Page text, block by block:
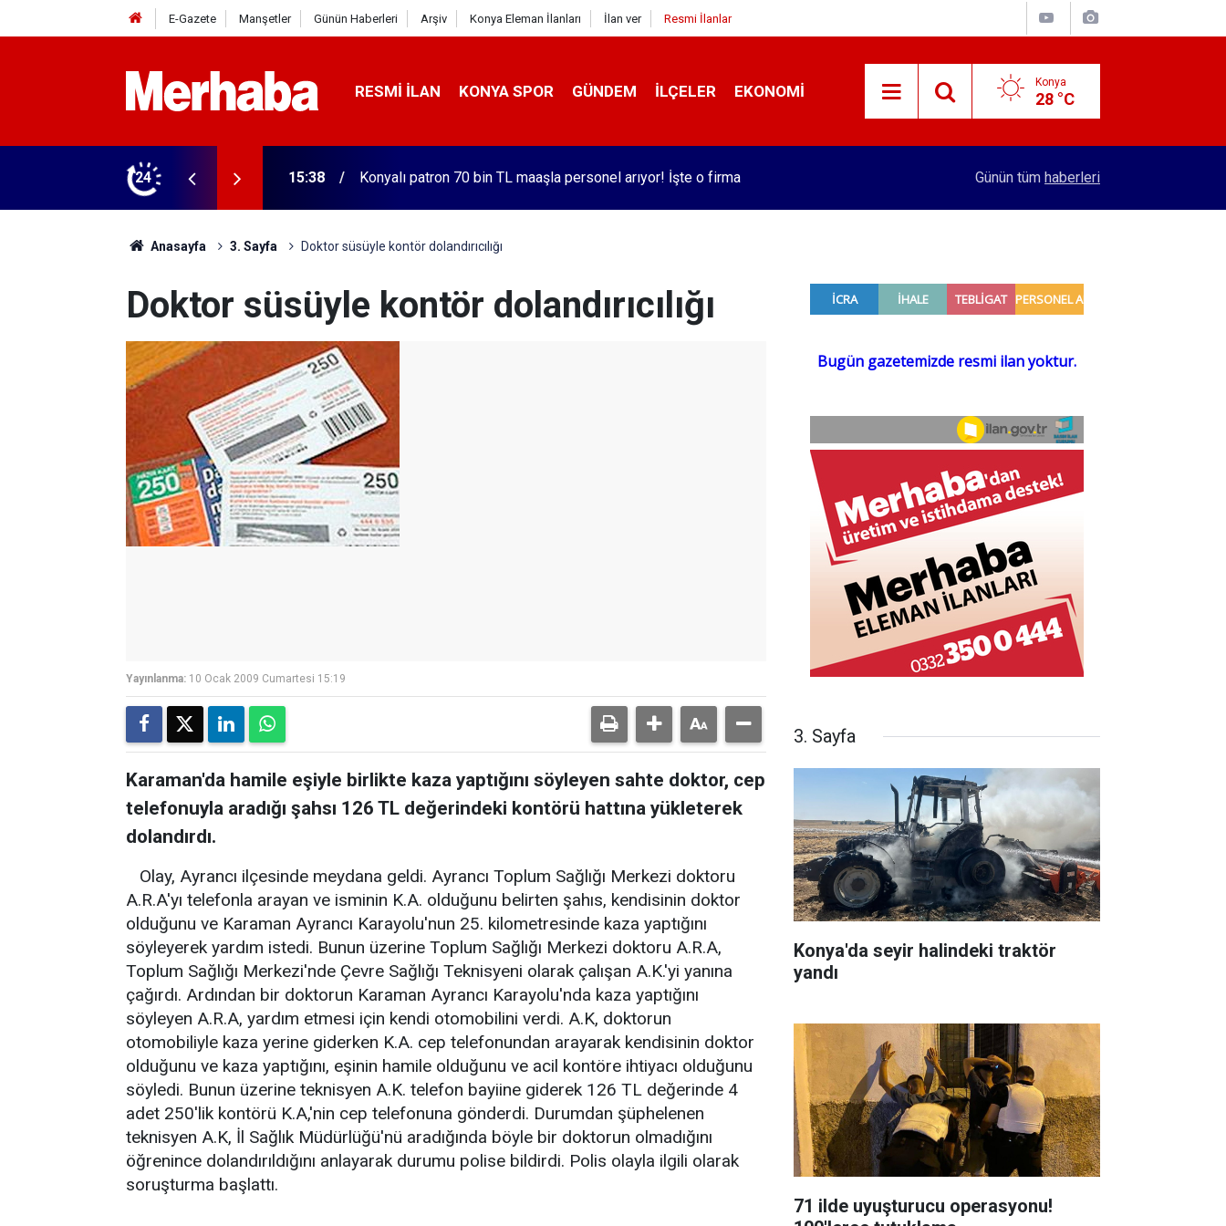
E-Gazete Manşetler Günün Haberleri Arşiv Konya Eleman İlanları İlan ver Resmi İlanlar
RESMI İLAN KONYA SPOR GÜNDEM İLÇELER EKONOMI Konya
28 °C
24 15:38 Konyalı patron 70 bin TL maaşla personel arıyor! İşte o firma Konya'da seyir halindeki traktör yandı
Günün tüm haberleri
Anasayfa 3. Sayfa Doktor süsüyle kontör dolandırıcılığı
Doktor süsüyle kontör dolandırıcılığı
Yayınlanma: 10 Ocak 2009 Cumartesi 15:19
Karaman'da hamile eşiyle birlikte kaza yaptığını söyleyen sahte doktor, cep
telefonuyla aradığı şahsı 126 TL değerindeki kontörü hattına yükleterek
dolandırdı.
Olay, Ayrancı ilçesinde meydana geldi. Ayrancı Toplum Sağlığı Merkezi doktoru
A.R.A'yı telefonla arayan ve isminin K.A. olduğunu belirten şahıs, kendisinin doktor
olduğunu ve Karaman Ayrancı Karayolu'nun 25. kilometresinde kaza yaptığını
söyleyerek yardım istedi. Bunun üzerine Toplum Sağlığı Merkezi doktoru A.R.A,
Toplum Sağlığı Merkezi'nde Çevre Sağlığı Teknisyeni olarak çalışan A.K.'yi yanına
çağırdı. Ardından bir doktorun Karaman Ayrancı Karayolu'nda kaza yaptığını
söyleyen A.R.A, yardım etmesi için kendi otomobilini verdi. A.K, doktorun
otomobiliyle kaza yerine giderken K.A. cep telefonundan arayarak kendisinin doktor
olduğunu ve kaza yaptığını, eşinin hamile olduğunu ve acil kontöre ihtiyacı olduğunu
söyledi. Bunun üzerine teknisyen A.K. telefon bayiine giderek 126 TL değerinde 4
adet 250'lik kontörü K.A,'nin cep telefonuna gönderdi. Durumdan şüphelenen
teknisyen A.K, İl Sağlık Müdürlüğü'nü aradığında böyle bir doktorun olmadığını
öğrenince dolandırıldığını anlayarak durumu polise bildirdi. Polis olayla ilgili olarak
soruşturma başlattı.
3. Sayfa
Konya'da seyir halindeki traktör
yandı
71 ilde uyuşturucu operasyonu!